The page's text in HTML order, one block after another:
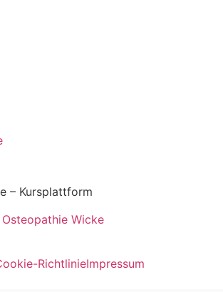
– Kursplattform
Osteopathie Wicke
RichtlinieImpressum